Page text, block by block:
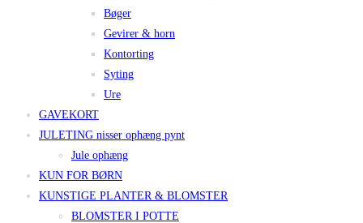
Bøger
Gevirer & horn
Kontorting
Syting
Ure
GAVEKORT
JULETING nisser ophæng pynt
Jule ophæng
KUN FOR BØRN
KUNSTIGE PLANTER & BLOMSTER
BLOMSTER I POTTE